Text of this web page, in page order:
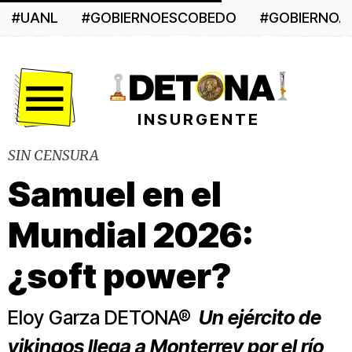
#UANL #GOBIERNOESCOBEDO
INSURGENTE
SIN CENSURA
Samuel en el
Mundial 2026:
¿soft power?
Eloy Garza DETONA® Un ejército de
vikingos llega a Monterrey por el río